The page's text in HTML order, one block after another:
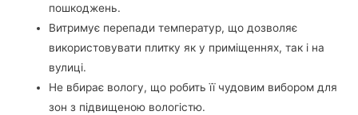
пошкоджень.
Витримує перепади температур, що дозволяє
використовувати плитку як у приміщеннях, так і на
вулиці.
Не вбирає вологу, що робить її чудовим вибором для
зон з підвищеною вологістю.